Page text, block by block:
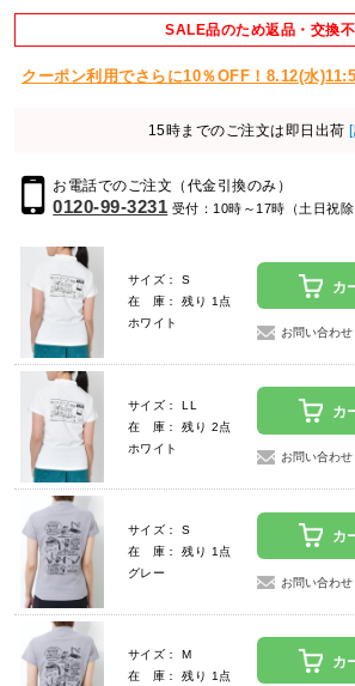
SALE品のため返品・交換
クーポン利用でさらに10％OFF！8.12(水
15時までのご注文は即日出荷
お電話でのご注文（代金引換のみ）
0120-99-3231 受付：10時～17時（土日祝除
サイズ： S
在 庫： 残り 1点
ホワイト
カ
お問い合わせ
サイズ： LL
在 庫： 残り 2点
ホワイト
カ
お問い合わせ
サイズ： S
在 庫： 残り 1点
グレー
カ
お問い合わせ
サイズ： M
在 庫： 残り 1点
カ